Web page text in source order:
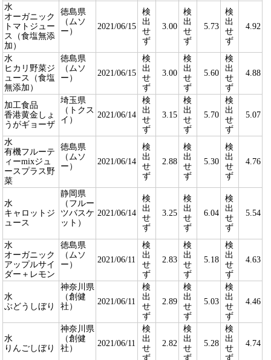
水
オーガニック
トマトジュー
ス（食塩無添
加）
徳島県
（ムソ
ー）
2021/06/15
検
出
せ
ず
3.00
検
出
せ
ず
5.73
検
出
せ
ず
4.92
水
ヒカリ野菜ジ
ュース（食塩
無添加）
徳島県
（ムソ
ー）
2021/06/15
検
出
せ
ず
3.00
検
出
せ
ず
5.60
検
出
せ
ず
4.88
加工食品
香港黄金しょ
うがギョーザ
埼玉県
（トクス
イ）
2021/06/14
検
出
せ
ず
3.15
検
出
せ
ず
5.70
検
出
せ
ず
5.07
水
有機フルーテ
ィーmixジュ
ースプラス野
菜
徳島県
（ムソ
ー）
2021/06/14
検
出
せ
ず
2.88
検
出
せ
ず
5.30
検
出
せ
ず
4.76
水
キャロットジ
ュース
静岡県
（フルー
ツバスケ
ット）
2021/06/14
検
出
せ
ず
3.25
検
出
せ
ず
6.04
検
出
せ
ず
5.54
水
オーガニック
アップルサイ
ダー＋レモン
徳島県
（ムソ
ー）
2021/06/11
検
出
せ
ず
2.83
検
出
せ
ず
5.18
検
出
せ
ず
4.63
水
ぶどうしぼり
神奈川県
（創健
社）
2021/06/11
検
出
せ
ず
2.89
検
出
せ
ず
5.03
検
出
せ
ず
4.46
水
りんごしぼり
神奈川県
（創健
社）
2021/06/11
検
出
せ
ず
2.82
検
出
せ
ず
5.28
検
出
せ
ず
4.74